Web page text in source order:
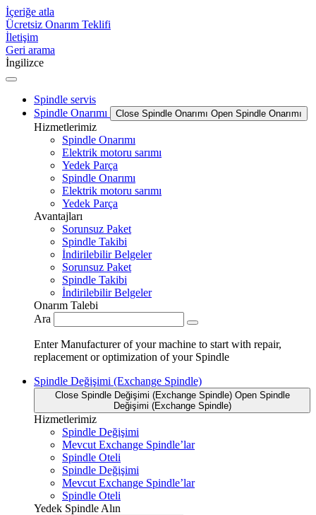
İçeriğe atla
Ücretsiz Onarım Teklifi
İletişim
Geri arama
İngilizce
Spindle servis
Spindle Onarımı
Close Spindle Onarımı Open Spindle Onarımı
Hizmetlerimiz
Spindle Onarımı
Elektrik motoru sarımı
Yedek Parça
Spindle Onarımı
Elektrik motoru sarımı
Yedek Parça
Avantajları
Sorunsuz Paket
Spindle Takibi
İndirilebilir Belgeler
Sorunsuz Paket
Spindle Takibi
İndirilebilir Belgeler
Onarım Talebi
Ara
Enter Manufacturer of your machine to start with repair,
replacement or optimization of your Spindle
Spindle Değişimi (Exchange Spindle)
Close Spindle Değişimi (Exchange Spindle) Open Spindle
Değişimi (Exchange Spindle)
Hizmetlerimiz
Spindle Değişimi
Mevcut Exchange Spindle’lar
Spindle Oteli
Spindle Değişimi
Mevcut Exchange Spindle’lar
Spindle Oteli
Yedek Spindle Alın